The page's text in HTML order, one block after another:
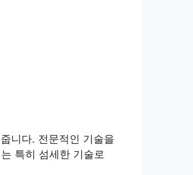
니다. 전문적인 기술을
특히 섬세한 기술로